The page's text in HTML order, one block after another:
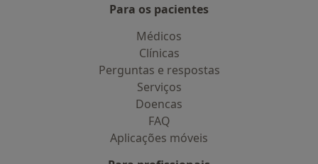
Para os pacientes
Médicos
Clínicas
Perguntas e respostas
Serviços
Doencas
FAQ
Aplicações móveis